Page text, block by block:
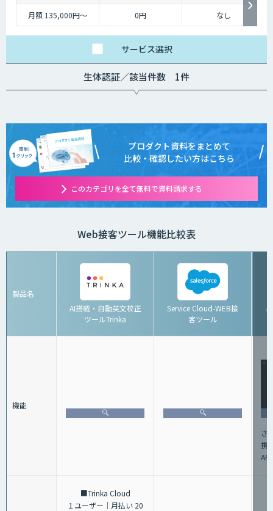
月額 135,000円〜
0円 なし
サービス選択
生体認証／該当件数 1件
プロダクト資料をまとめて
比較・確認したい方はこちら
このカテゴリを全て無料で資料請求する
Web接客ツール機能比較表
製品名
AI搭載・自動英文校正
ツールTrinka
Service Cloud-WEB接
客ツール
機能
さ
携
■Trinka Cloud
１ユーザー｜月払い 20